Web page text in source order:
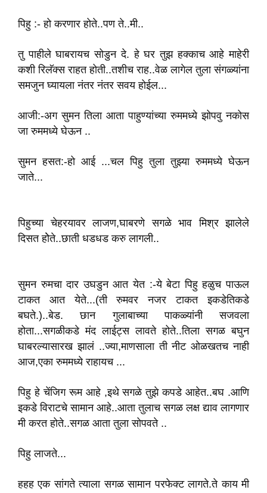
पिहु :- हो करणार होते..पण ते..मी..
तु पाहीले घाबरायच सोडुन दे. हे घर तुझ हक्काच आहे माहेरी
कशी रिलॅक्स राहत होती..तशीच राह..वेळ लागेल तुला संगळ्यांना
समजुन घ्यायला नंतर नंतर सवय होईल...
आजी:-अग सुमन तिला आता पाहुण्यांच्या रुममध्ये झोपवु नकोस
जा रुममध्ये घेऊन ..
सुमन हसत:-‌हो आई ...चल पिहु तुला तुझ्या रुममध्ये घेऊन
जाते...
पिहुच्या चेहरयावर लाजण,घाबरणे सगळे भाव मिश्र झालेले
दिसत होेते..छाती धडधड करु लागली..
सुमन रुमचा दार उघडुन आत येत :-ये बेटा पिहु हळुच पाऊल
टाकत आत येते...(ती रुमवर नजर टाकत इकडेतिकडे
बघते.)..बेड. छान गुलाबाच्या पाकळ्यांनी सजवला
होता...सगळीकडे मंद लाईट्स लावते होते..तिला सगळ बघुन
घाबरल्यासारख झालं ..ज्या,माणसाला ती नीट ओळखतच नाही
आज,एका रुममध्ये राहायच ...
पिहु हे चेंजिग रूम आहे ,इथे सगळे तुझे कपडे आहेत..बघ .आणि
इकडे विराटचे सामान आहे..आता तुलाच सगळ लक्ष द्याव लागणार
मी करत होते..सगळ आता तुला सोपवते ..
पिहु लाजते...
हहह एक सांगते त्याला सगळ सामान परफेक्ट लागते.ते काय मी